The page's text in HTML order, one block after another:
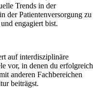
Trends in der
der Patientenversorgung zu
engagiert bist.
auf interdisziplinäre
vor, in denen du erfolgreich
anderen Fachbereichen
beiträgst.